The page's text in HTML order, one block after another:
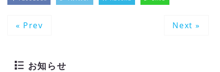
« Prev Next »
お知らせ